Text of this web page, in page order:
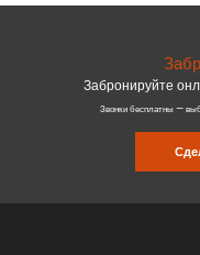
Забронируйте
Звонки бесплатны —